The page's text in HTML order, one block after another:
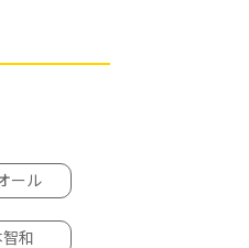
ール
和